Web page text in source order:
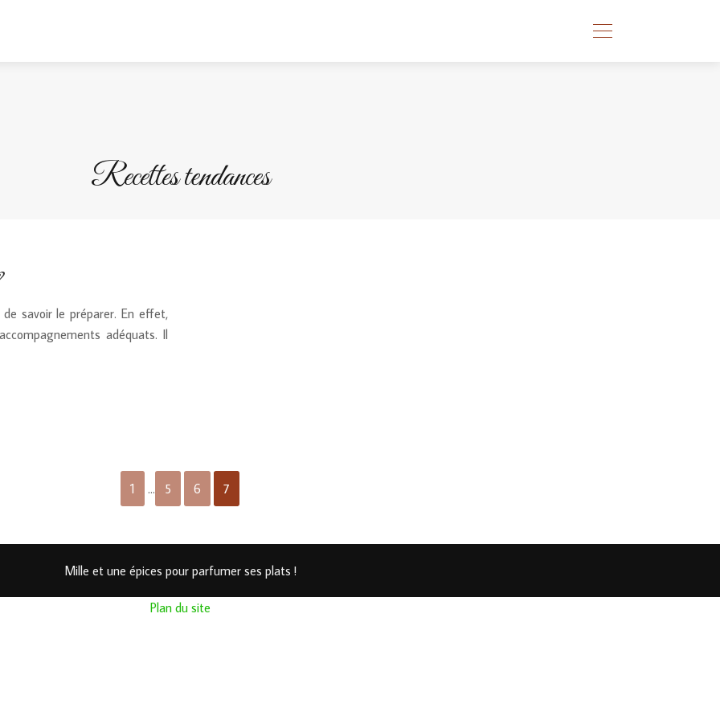
Recettes tendances
savoir le préparer. En effet,
adéquats. Il
1 … 5 6 7
Mille et une épices pour parfumer ses plats !
Plan du site